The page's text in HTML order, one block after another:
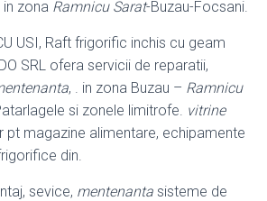
zona Ramnicu Sarat-Buzau-Focsani.
USI, Raft frigorific inchis cu geam
SRL ofera servicii de reparatii,
, . in zona Buzau – Ramnicu
si zonele limitrofe. vitrine
pt magazine alimentare, echipamente
din.
sevice, mentenanta sisteme de